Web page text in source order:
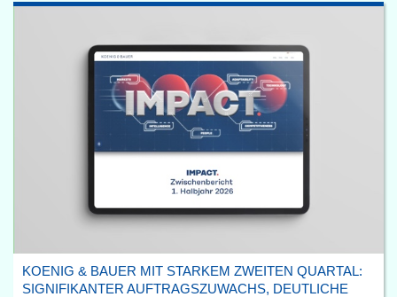
KOENIG & BAUER MIT STARKEM ZWEITEN QUARTAL:
SIGNIFIKANTER AUFTRAGSZUWACHS, DEUTLICHE